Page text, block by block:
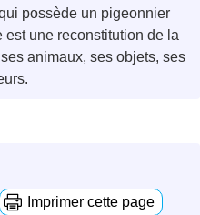
possède un pigeonnier
une reconstitution de la
animaux, ses objets, ses
Imprimer cette page